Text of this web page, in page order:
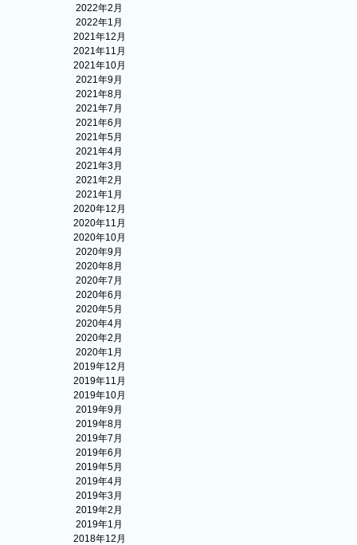
2022年2月
2022年1月
2021年12月
2021年11月
2021年10月
2021年9月
2021年8月
2021年7月
2021年6月
2021年5月
2021年4月
2021年3月
2021年2月
2021年1月
2020年12月
2020年11月
2020年10月
2020年9月
2020年8月
2020年7月
2020年6月
2020年5月
2020年4月
2020年2月
2020年1月
2019年12月
2019年11月
2019年10月
2019年9月
2019年8月
2019年7月
2019年6月
2019年5月
2019年4月
2019年3月
2019年2月
2019年1月
2018年12月